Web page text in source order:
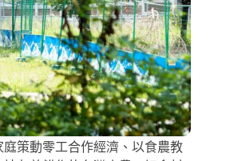
策動零工合作經濟、以食農教